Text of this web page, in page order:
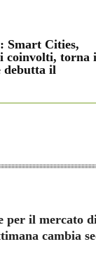
Smart Cities,
coinvolti, torna
debutta il
per il mercato
cambia